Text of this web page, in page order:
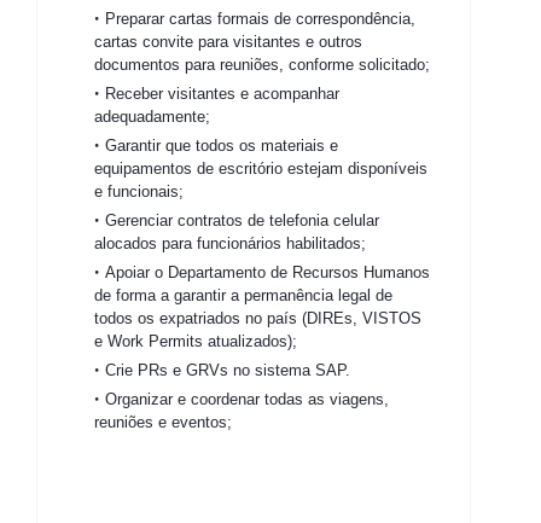
Preparar cartas formais de correspondência,
cartas convite para visitantes e outros
documentos para reuniões, conforme solicitado;
Receber visitantes e acompanhar
adequadamente;
Garantir que todos os materiais e
equipamentos de escritório estejam disponíveis
e funcionais;
Gerenciar contratos de telefonia celular
alocados para funcionários habilitados;
Apoiar o Departamento de Recursos Humanos
de forma a garantir a permanência legal de
todos os expatriados no país (DIREs, VISTOS
e Work Permits atualizados);
Crie PRs e GRVs no sistema SAP.
Organizar e coordenar todas as viagens,
reuniões e eventos;